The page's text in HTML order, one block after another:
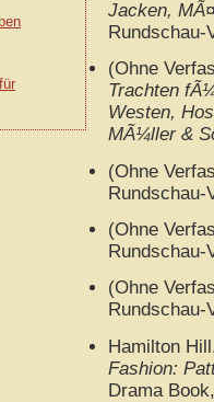
Jacken,
Rundschau-
(Ohne
Trachten
Westen,
MÃ¼ller &
(Ohne
Rundschau-
(Ohne
Rundschau-
(Ohne
Hamilton
Fashion:
Drama